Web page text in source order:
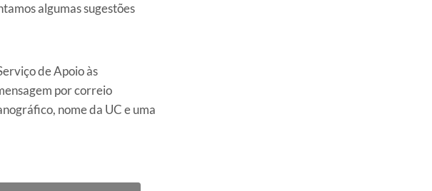
algumas sugestões
de Apoio às
por correio
nome da UC e uma